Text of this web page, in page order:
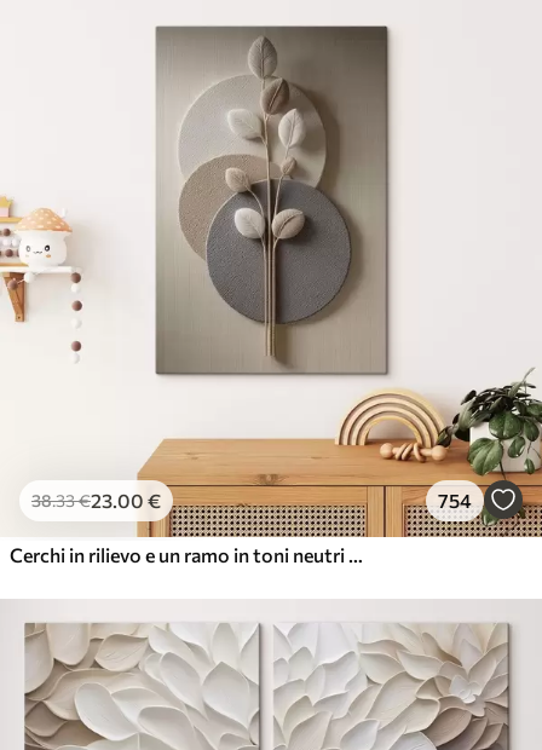
38.33€23.00 € 754
Cerchi in rilievo e un ramo in toni neutri caldi